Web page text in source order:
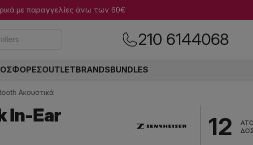
με παραγγελίες άνω των 60€
210 6144068
OUTLETBRANDSBUNDLES
Ακουστικά
In-Ear
12